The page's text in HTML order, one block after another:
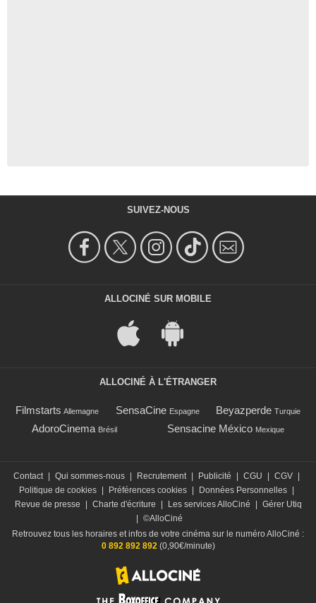
SUIVEZ-NOUS
ALLOCINÉ SUR MOBILE
ALLOCINÉ À L'ÉTRANGER
Filmstarts Allemagne SensaCine Espagne Beyazperde Turquie
AdoroCinema Brésil Sensacine México Mexique
Contact Qui sommes-nous Recrutement Publicité CGU CGV
Politique de cookies
Préférences cookies Données Personnelles
Revue de presse
Charte d'écriture Les services AlloCiné
Gérer Utiq
©AlloCiné
Retrouvez tous les horaires et infos de votre cinéma sur le numéro AlloCiné :
0 892 892 892(0,90€/minute)